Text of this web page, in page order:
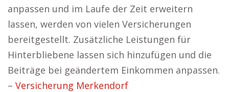
anpassen und im Laufe der Zeit erweitern
lassen, werden von vielen Versicherungen
bereitgestellt. Zusätzliche Leistungen für
Hinterbliebene lassen sich hinzufügen und die
Beiträge bei geändertem Einkommen anpassen.
– Versicherung Merkendorf